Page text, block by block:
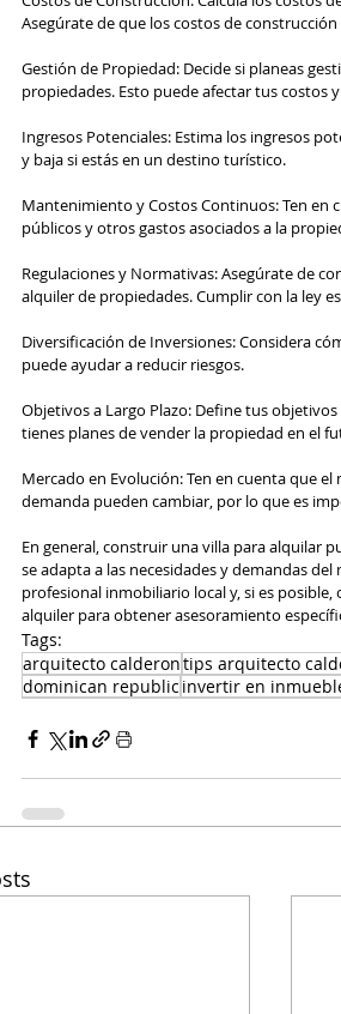
Asegúrate de que los costos de
Gestión de Propiedad: Decide si planeas
propiedades. Esto puede afectar tus costos
Ingresos Potenciales: Estima los ingresos
y baja si estás en un destino turístico.
Mantenimiento y Costos Continuos: Ten
públicos y otros gastos asociados a la
Regulaciones y Normativas: Asegúrate de
alquiler de propiedades. Cumplir con la ley
Diversificación de Inversiones: Considera
puede ayudar a reducir riesgos.
Objetivos a Largo Plazo: Define tus
tienes planes de vender la propiedad en el
Mercado en Evolución: Ten en cuenta que
demanda pueden cambiar, por lo que es
En general, construir una villa para alquilar
se adapta a las necesidades y demandas
profesional inmobiliario local y, si es
alquiler para obtener asesoramiento
Tags:
arquitecto calderontips arquitecto
dominican republic invertir en